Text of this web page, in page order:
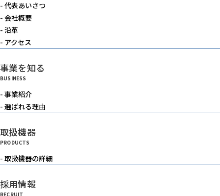
送風機・集塵機・掃除機
水中ポンプ
重機
ベルトコンベアー
- 代表あいさつ
- 会社概要
- 沿革
- アクセス
事業を知る
BUSINESS
- 事業紹介
- 選ばれる理由
取扱機器
PRODUCTS
- 取扱機器の詳細
採用情報
RECRUIT